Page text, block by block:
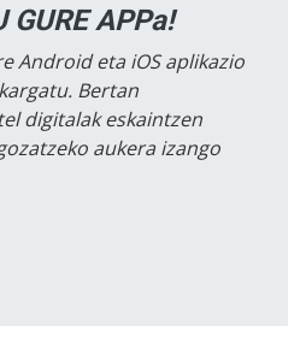
GURE APPa!
Android eta iOS aplikazio
Bertan
digitalak eskaintzen
aukera izango